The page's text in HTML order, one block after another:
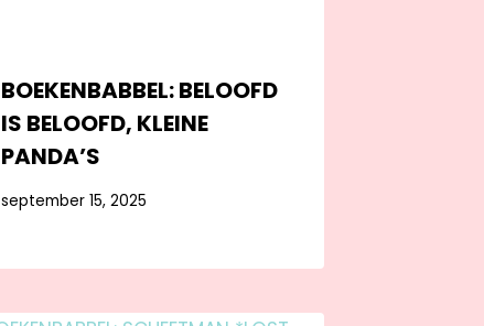
BOEKENBABBEL: BELOOFD
IS BELOOFD, KLEINE
PANDA’S
september 15, 2025